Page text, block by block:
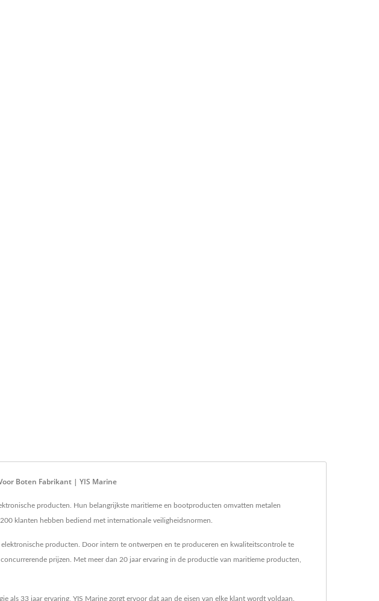
Boten Fabrikant | YIS Marine
producten. Hun belangrijkste maritieme en bootproducten omvatten metalen
klanten hebben bediend met internationale veiligheidsnormen.
producten. Door intern te ontwerpen en te produceren en kwaliteitscontrole te
prijzen. Met meer dan 20 jaar ervaring in de productie van maritieme producten,
33 jaar ervaring, YIS Marine zorgt ervoor dat aan de eisen van elke klant wordt voldaan.